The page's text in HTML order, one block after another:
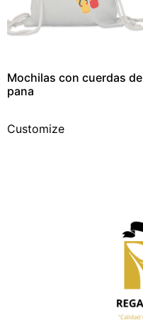
Mochilas con cuerdas de
pana
Customize